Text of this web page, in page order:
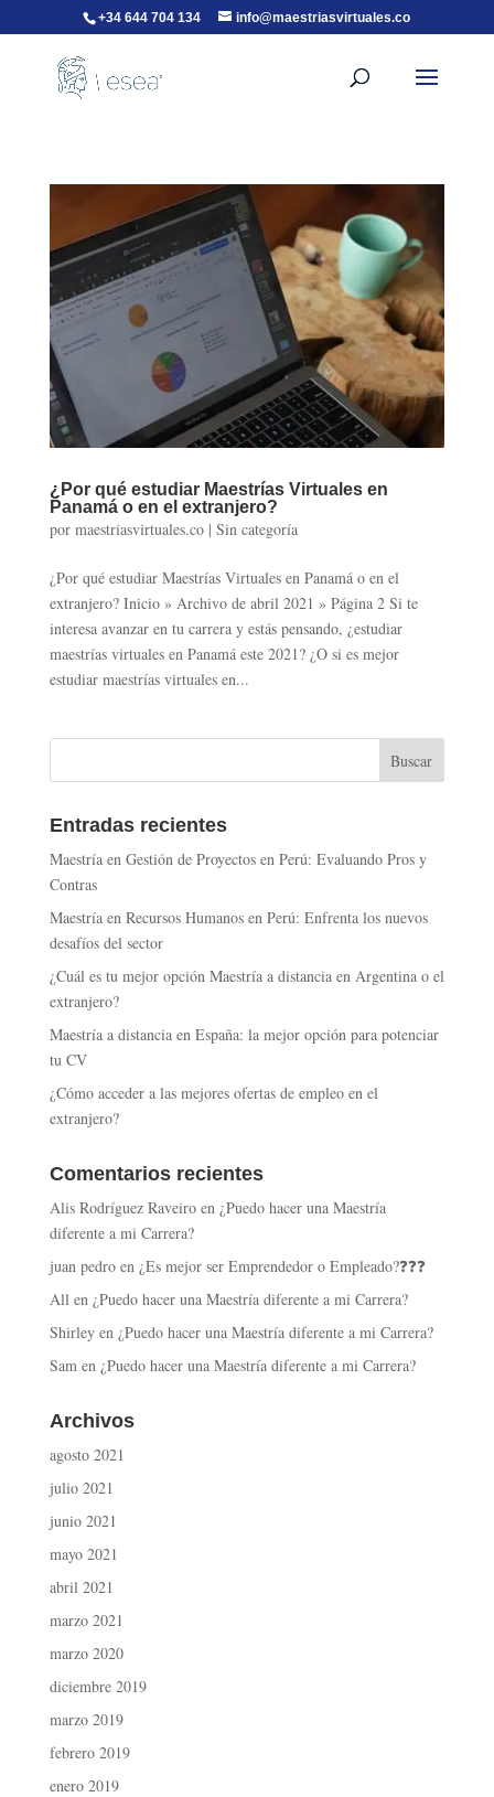
+34 644 704 134 info@maestriasvirtuales.co
¿Por qué estudiar Maestrías Virtuales en
Panamá o en el extranjero?
por maestriasvirtuales.co| Sin categoría
¿Por qué estudiar Maestrías Virtuales en Panamá o en el
extranjero? Inicio » Archivo de abril 2021 » Página 2 Si te
interesa avanzar en tu carrera y estás pensando, ¿estudiar
maestrías virtuales en Panamá este 2021? ¿O si es mejor
estudiar maestrías virtuales en...
Entradas recientes
Maestría en Gestión de Proyectos en Perú: Evaluando Pros y
Contras
Maestría en Recursos Humanos en Perú: Enfrenta los nuevos
desafíos del sector
¿Cuál es tu mejor opción Maestría a distancia en Argentina o el
extranjero?
Maestría a distancia en España: la mejor opción para potenciar
tu CV
¿Cómo acceder a las mejores ofertas de empleo en el
extranjero?
Comentarios recientes
Alis Rodríguez Raveiroen ¿Puedo hacer una Maestría
diferente a mi Carrera?
juan pedroen ¿Es mejor ser Emprendedor o Empleado?❓❓❓
Allen ¿Puedo hacer una Maestría diferente a mi Carrera?
Shirleyen ¿Puedo hacer una Maestría diferente a mi Carrera?
Samen ¿Puedo hacer una Maestría diferente a mi Carrera?
Archivos
agosto 2021
julio 2021
junio 2021
mayo 2021
abril 2021
marzo 2021
marzo 2020
diciembre 2019
marzo 2019
febrero 2019
enero 2019